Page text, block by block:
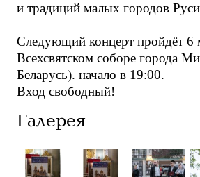
и традиций малых городов
Следующий концерт пройдёт 6
Всехсвятском соборе города
Беларусь). начало в 19:00.
Вход свободный!
Галерея